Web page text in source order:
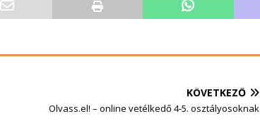
KÖVETKEZŐ
Olvass.el! – online vetélkedő 4-5. osztályosoknak